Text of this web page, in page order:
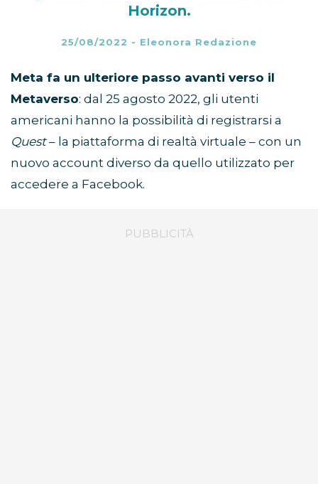
Horizon.
25/08/2022 - Eleonora Redazione
Meta fa un ulteriore passo avanti verso il
Metaverso: dal 25 agosto 2022, gli utenti
americani hanno la possibilità di registrarsi a
Quest– la piattaforma di realtà virtuale – con un
nuovo account diverso da quello utilizzato per
accedere a Facebook.